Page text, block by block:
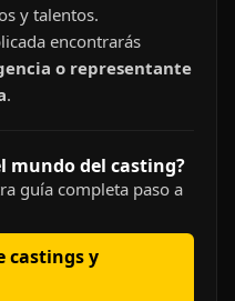
y talentos.
encontrarás
o representante
.
mundo del casting?
guía completa paso a
castings y